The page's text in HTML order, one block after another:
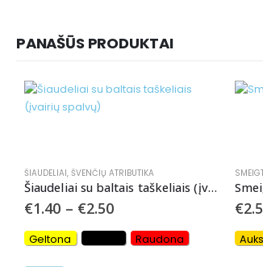
PANAŠŪS PRODUKTAI
ŠIAUDELIAI, ŠVENČIŲ ATRIBUTIKA
Šiaudeliai su baltais taškeliais (įvairių spalvų)
€1.40 – €2.50
Geltona Raudona
€